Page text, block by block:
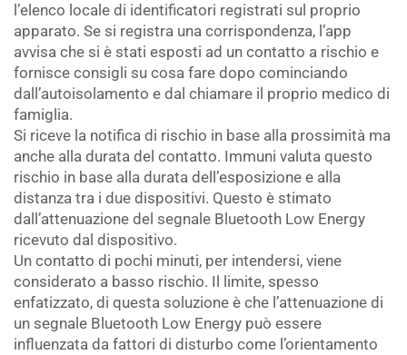
l’elenco locale di identificatori registrati sul proprio
apparato. Se si registra una corrispondenza, l’app
avvisa che si è stati esposti ad un contatto a rischio e
fornisce consigli su cosa fare dopo cominciando
dall’autoisolamento e dal chiamare il proprio medico di
famiglia.
Si riceve la notifica di rischio in base alla prossimità ma
anche alla durata del contatto. Immuni valuta questo
rischio in base alla durata dell’esposizione e alla
distanza tra i due dispositivi. Questo è stimato
dall’attenuazione del segnale Bluetooth Low Energy
ricevuto dal dispositivo.
Un contatto di pochi minuti, per intendersi, viene
considerato a basso rischio. Il limite, spesso
enfatizzato, di questa soluzione è che l’attenuazione di
un segnale Bluetooth Low Energy può essere
influenzata da fattori di disturbo come l’orientamento